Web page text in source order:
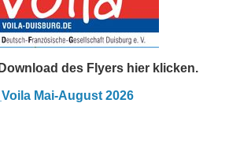
des Flyers hier klicken.
Mai-August 2026